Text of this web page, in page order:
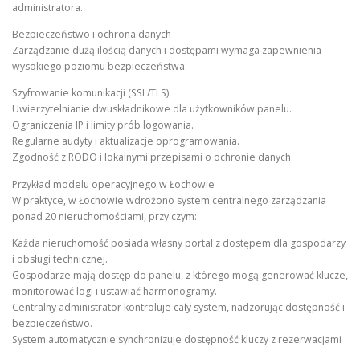
administratora.
Bezpieczeństwo i ochrona danych
Zarządzanie dużą ilością danych i dostępami wymaga zapewnienia
wysokiego poziomu bezpieczeństwa:
Szyfrowanie komunikacji (SSL/TLS).
Uwierzytelnianie dwuskładnikowe dla użytkowników panelu.
Ograniczenia IP i limity prób logowania.
Regularne audyty i aktualizacje oprogramowania.
Zgodność z RODO i lokalnymi przepisami o ochronie danych.
Przykład modelu operacyjnego w Łochowie
W praktyce, w Łochowie wdrożono system centralnego zarządzania
ponad 20 nieruchomościami, przy czym:
Każda nieruchomość posiada własny portal z dostępem dla gospodarzy
i obsługi technicznej.
Gospodarze mają dostęp do panelu, z którego mogą generować klucze,
monitorować logi i ustawiać harmonogramy.
Centralny administrator kontroluje cały system, nadzorując dostępność i
bezpieczeństwo.
System automatycznie synchronizuje dostępność kluczy z rezerwacjami